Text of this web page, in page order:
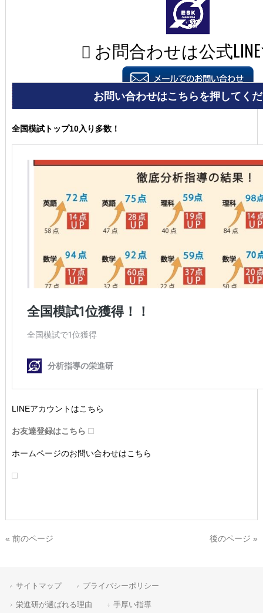
全国模試トップ10入り多数！
LINEアカウントはこちら
お友達登録はこちら
ホームページのお問い合わせはこちら
« 前のページ 後のページ »
サイトマップ プライバシーポリシー
栄進研が選ばれる理由 手厚い指導